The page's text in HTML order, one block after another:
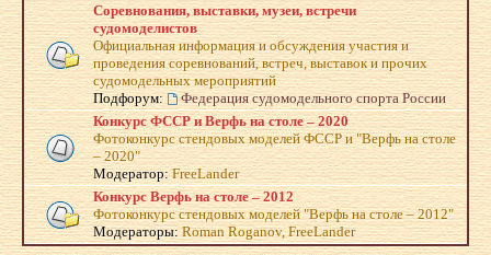
Соревнования, выставки, музеи, встречи
судомоделистов
Официальная информация и обсуждения участия и
проведения соревнований, встреч, выставок и прочих
судомодельных мероприятий
Подфорум:
Федерация судомодельного спорта России
Конкурс ФССР и Верфь на столе – 2020
Фотоконкурс стендовых моделей ФССР и "Верфь на столе
– 2020"
Модератор: FreeLander
Конкурс Верфь на столе – 2012
Фотоконкурс стендовых моделей "Верфь на столе – 2012"
Модераторы: Roman Roganov,FreeLander